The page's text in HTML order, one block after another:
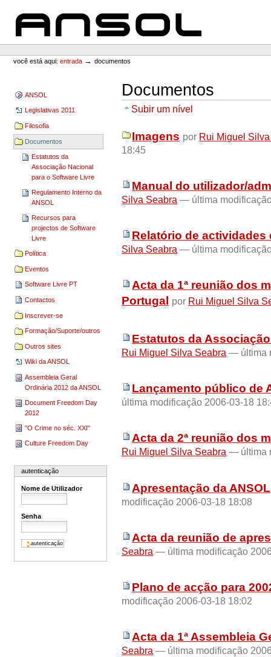
conteúdo.
navegação
ANSOL
Pessoais
você está aqui: entrada →documentos
ANSOL
Legislativas 2011
Filosofia
Documentos
Estatutos da
Associação Nacional
para o Software Livre
Regulamento Interno da
ANSOL
Recursos para
projectos de Software
Livre
Política
Eventos
Software Livre PT
Contactos
Inscrever-se
Formação/Suporte/outros
Outros sites
Wiki da ANSOL
Assembleia Geral
Ordinária 2012 da ANSOL
Document Freedom Day
2012
"O Crime no séc. XXI"
Culture Freedom Day
autenticação
Nome de Utilizador
Senha
Documentos
Subir um nível
Imagens por Rui Miguel
18:45
Manual do utilizador/
Silva Seabra — última
Relatório de
Silva Seabra — última
Acta da 1ª reunião dos
Portugal
por Rui Miguel Silva
Estatutos da
Rui Miguel Silva Seabra — última
Lançamento público de
última modificação 2006-03-18
Acta da 2ª reunião dos
Rui Miguel Silva Seabra — última
Apresentação da ANSOL
modificação 2006-03-18 18:08
Acta da reunião de
Seabra — última modificação
Plano de acção para
modificação 2006-03-18 18:02
Acta da 1ª Assembleia
Seabra — última modificação